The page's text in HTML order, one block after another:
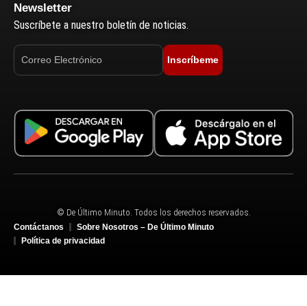
Newsletter
Suscríbete a nuestro boletín de noticias.
Inscríbeme
© De Último Minuto. Todos los derechos reservados.
Contáctanos
Sobre Nosotros – De Último Minuto
Política de privacidad